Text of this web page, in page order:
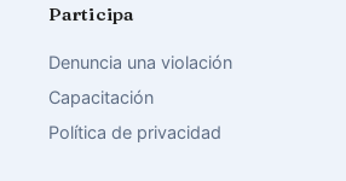
Participa
Denuncia una violación
Capacitación
Política de privacidad